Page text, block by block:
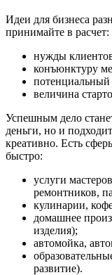
Идеи для бизнеса
принимайте в расчет:
нужды
конъюнктуру
потенциальный
величина
Успешным дело
деньги, но и
креативно. Есть
быстро:
услуги
ремонтников,
кулинарии,
домашнее
изделия);
автомойка,
развитие).